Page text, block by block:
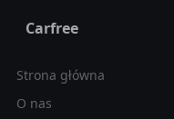
Carfree
Strona główna
O nas